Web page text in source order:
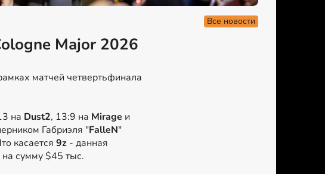
Все новости
Major 2026
матчей четвертьфинала
на Dust2, 13:9 на Mirage и
Габриэля "FalleN"
касается 9z - данная
сумму $45 тыс.